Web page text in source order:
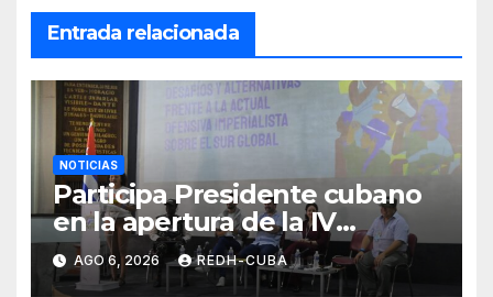
Entrada relacionada
NOTICIAS
Participa Presidente cubano
en la apertura de la IV
Asamblea Continental ALBA
Movimientos
AGO 6, 2026 REDH-CUBA